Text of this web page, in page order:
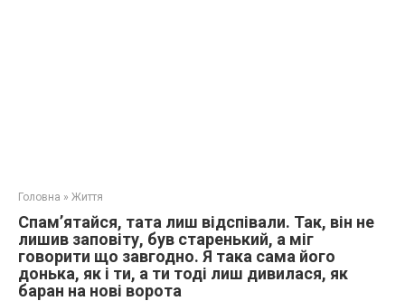
Головна » Життя
Спам’ятайся, тата лиш відспівали. Так, він не
лишив заповіту, був старенький, а міг
говорити що завгодно. Я така сама його
донька, як і ти, а ти тоді лиш дивилася, як
баран на нові ворота